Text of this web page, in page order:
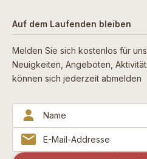
Auf dem Laufenden bleiben
Melden Sie sich kostenlos für
Neuigkeiten, Angeboten,
können sich jederzeit abmelden